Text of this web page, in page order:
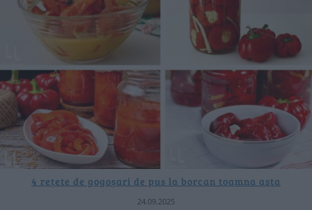
4 rețete de gogoșari de pus la borcan toamna asta
24.09.2025